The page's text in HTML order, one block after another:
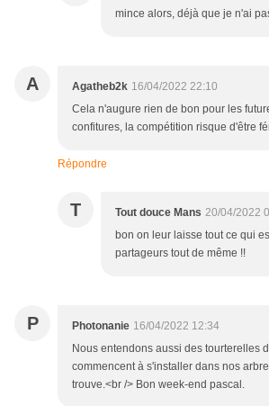
mince alors, déjà que je n'ai
A Agatheb2k 16/04/2022 22:10
Cela n'augure rien de bon pour les
confitures, la compétition risque d'être
Répondre
T Tout douce Mans 20/04/2022
bon on leur laisse tout ce qui
partageurs tout de même !!
P Photonanie 16/04/2022 12:34
Nous entendons aussi des tourterelles
commencent à s'installer dans nos
trouve.<br /> Bon week-end pascal.